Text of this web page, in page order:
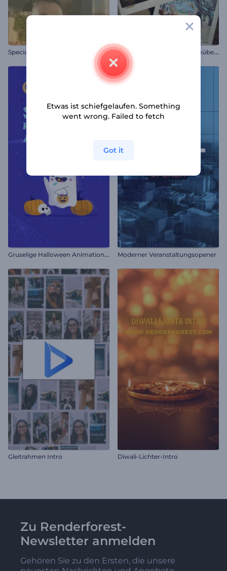
Special Event Werbung D
iashow dynamischer Fotoübergänge
G
ruselige Halloween Animationen Moderner Veranstaltungsopener
Gleitrahmen Intro Diwali-Lichter-Intro
Zu Renderforest-
Newsletter anmelden
Gehören Sie zu den Ersten, die unsere
Etwas ist schiefgelaufen. Something
went wrong. Failed to fetch
Got it